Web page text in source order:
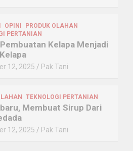
OPINI
PRODUK OLAHAN
PERTANIAN
Kelapa Menjadi
12, 2025 Pak Tani
TEKNOLOGI PERTANIAN
Membuat Sirup Dari
12, 2025 Pak Tani